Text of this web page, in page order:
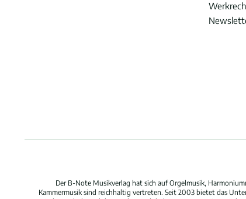
Der B-Note Musikverlag hat sich auf Orgelmusik,
Kammermusik sind reichhaltig vertreten. Seit 2003 bietet das